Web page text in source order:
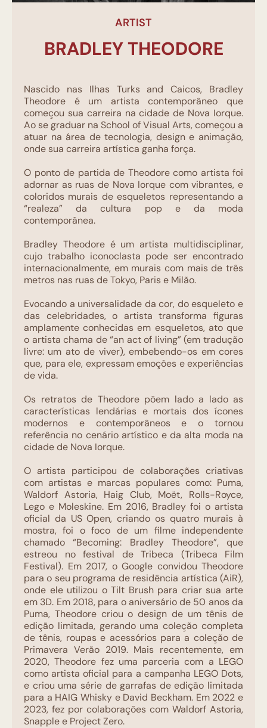
ARTIST
BRADLEY THEODORE
Nascido nas Ilhas Turks and Caicos, Bradley
Theodore é um artista contemporâneo que
começou sua carreira na cidade de Nova Iorque.
Ao se graduar na School of Visual Arts, começou a
atuar na área de tecnologia, design e animação,
onde sua carreira artística ganha força.
O ponto de partida de Theodore como artista foi
adornar as ruas de Nova Iorque com vibrantes, e
coloridos murais de esqueletos representando a
“realeza” da cultura pop e da moda
contemporânea.
Bradley Theodore é um artista multidisciplinar,
cujo trabalho iconoclasta pode ser encontrado
internacionalmente, em murais com mais de três
metros nas ruas de Tokyo, Paris e Milão.
Evocando a universalidade da cor, do esqueleto e
das celebridades, o artista transforma figuras
amplamente conhecidas em esqueletos, ato que
o artista chama de “an act of living” (em tradução
livre: um ato de viver), embebendo-os em cores
que, para ele, expressam emoções e experiências
de vida.
Os retratos de Theodore põem lado a lado as
características lendárias e mortais dos ícones
modernos e contemporâneos e o tornou
referência no cenário artístico e da alta moda na
cidade de Nova Iorque.
O artista participou de colaborações criativas
com artistas e marcas populares como: Puma,
Waldorf Astoria, Haig Club, Moët, Rolls-Royce,
Lego e Moleskine. Em 2016, Bradley foi o artista
oficial da US Open, criando os quatro murais à
mostra, foi o foco de um filme independente
chamado “Becoming: Bradley Theodore”, que
estreou no festival de Tribeca (Tribeca Film
Festival). Em 2017, o Google convidou Theodore
para o seu programa de residência artística (AiR),
onde ele utilizou o Tilt Brush para criar sua arte
em 3D. Em 2018, para o aniversário de 50 anos da
Puma, Theodore criou o design de um tênis de
edição limitada, gerando uma coleção completa
de tênis, roupas e acessórios para a coleção de
Primavera Verão 2019. Mais recentemente, em
2020, Theodore fez uma parceria com a LEGO
como artista oficial para a campanha LEGO Dots,
e criou uma série de garrafas de edição limitada
para a HAIG Whisky e David Beckham. Em 2022 e
2023, fez por colaborações com Waldorf Astoria,
Snapple e Project Zero.